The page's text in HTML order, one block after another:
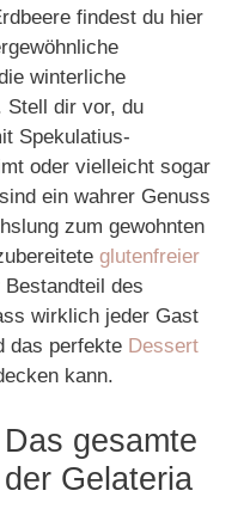
findest du hier
winterliche
Stell dir vor, du
Spekulatius-
oder vielleicht sogar
ein wahrer Genuss
zum gewohnten
glutenfreier
des
wirklich jeder Gast
das perfekte Dessert
kann.
gesamte
Gelateria